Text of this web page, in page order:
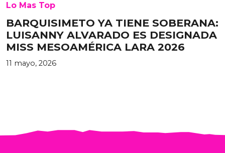
Lo Mas Top
BARQUISIMETO YA TIENE SOBERANA:
LUISANNY ALVARADO ES DESIGNADA
MISS MESOAMÉRICA LARA 2026
11 mayo, 2026